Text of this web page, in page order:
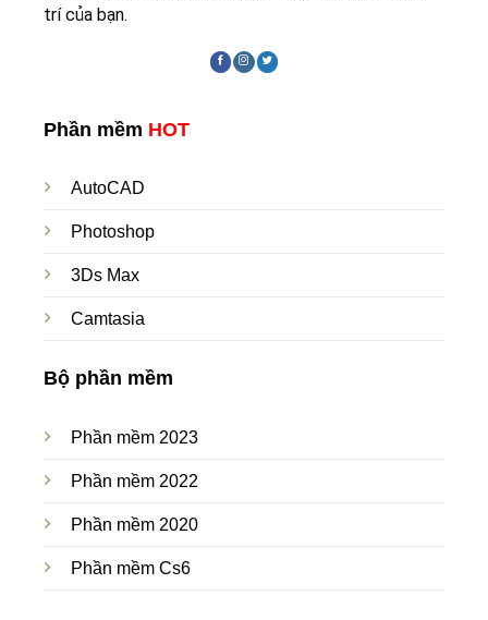
trí của bạn.
Phần mềm HOT
AutoCAD
Photoshop
3Ds Max
Camtasia
Bộ phần mềm
Phần mềm 2023
Phần mềm 2022
Phần mềm 2020
Phần mềm Cs6